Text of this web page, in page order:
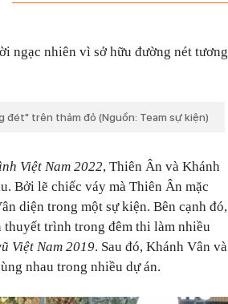
ngạc nhiên vì sở hữu đường nét tương
đét" trên thảm đỏ (Nguồn: Team sự kiện)
Việt Nam 2022, Thiên Ân và Khánh
Bởi lẽ chiếc váy mà Thiên Ân mặc
diện trong một sự kiện. Bên cạnh đó,
trình trong đêm thi làm nhiều
Việt Nam 2019. Sau đó, Khánh Vân và
nhau trong nhiều dự án.